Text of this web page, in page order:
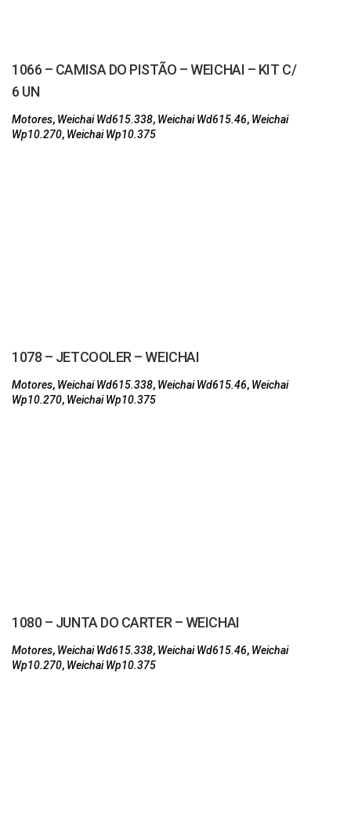
1066 – CAMISA DO PISTÃO – WEICHAI – KIT C/
6 UN
Motores, Weichai Wd615.338, Weichai Wd615.46, Weichai
Wp10.270, Weichai Wp10.375
1078 – JETCOOLER – WEICHAI
Motores, Weichai Wd615.338, Weichai Wd615.46, Weichai
Wp10.270, Weichai Wp10.375
1080 – JUNTA DO CARTER – WEICHAI
Motores, Weichai Wd615.338, Weichai Wd615.46, Weichai
Wp10.270, Weichai Wp10.375